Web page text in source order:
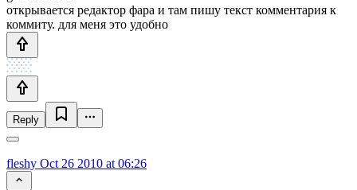
открывается редактор фара и там пишу текст комментария к
коммиту. для меня это удобно
Reply
fleshy Oct 26 2010 at 06:26